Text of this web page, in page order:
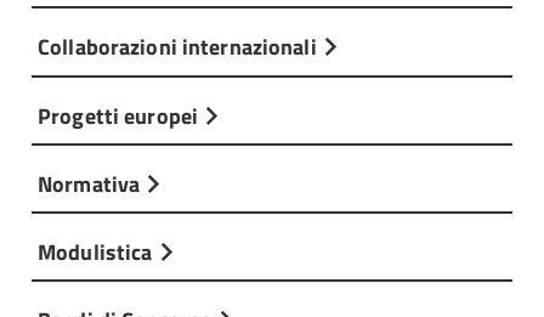
Collaborazioni internazionali
Progetti europei
Normativa
Modulistica